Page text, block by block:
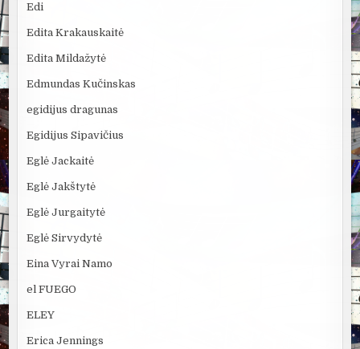
Edi
Edita Krakauskaitė
Edita Mildažytė
Edmundas Kučinskas
egidijus dragunas
Egidijus Sipavičius
Eglė Jackaitė
Eglė Jakštytė
Eglė Jurgaitytė
Eglė Sirvydytė
Eina Vyrai Namo
el FUEGO
ELEY
Erica Jennings